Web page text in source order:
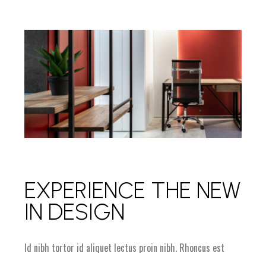
EXPERIENCE THE NEW
IN DESIGN
Id nibh tortor id aliquet lectus proin nibh. Rhoncus est